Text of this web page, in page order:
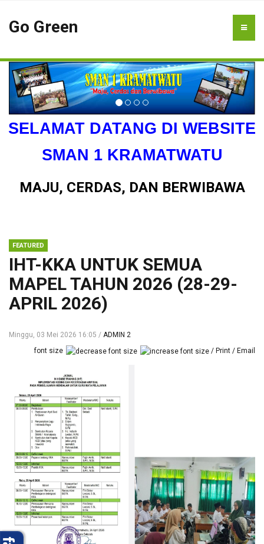
Go Green
SELAMAT DATANG DI WEBSITE
SMAN 1 KRAMATWATU
MAJU, CERDAS, DAN BERWIBAWA
FEATURED
IHT-KKA UNTUK SEMUA
MAPEL TAHUN 2026 (28-29-
APRIL 2026)
Minggu, 03 Mei 2026 16:05
ADMIN 2
font size
Print Email